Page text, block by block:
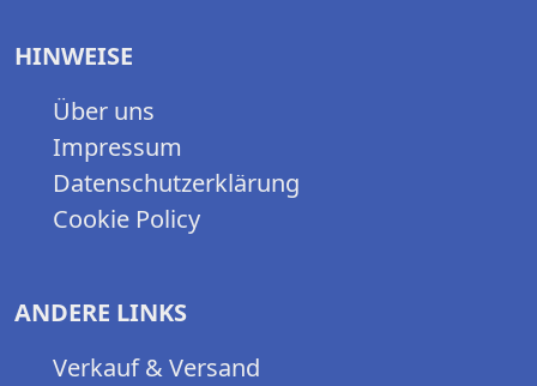
HINWEISE
Über uns
Impressum
Datenschutzerklärung
Cookie Policy
ANDERE LINKS
Verkauf & Versand